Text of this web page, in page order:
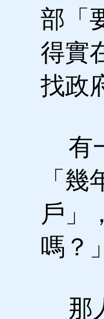
部「
得實
找政
有
「
戶」
嗎？」
那